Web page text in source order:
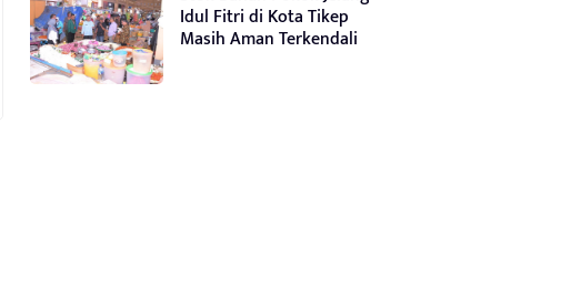
Idul Fitri di Kota Tikep
Masih Aman Terkendali